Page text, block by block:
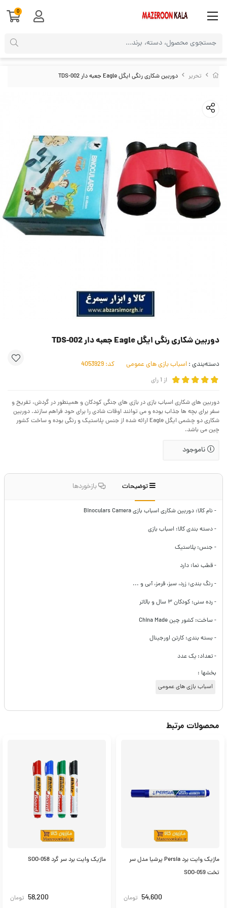
تحریر دوربین شکاری رنگی ایگل Eagle جعبه دار TDS-002
دوربین شکاری رنگی ایگل Eagle جعبه دار TDS-002
دسته‌بندی : اسباب بازی های عمومی کد:
از 1رای
دوربین های شکاری اسباب بازی در بازی های جنگی کودکان و همینطور در گردش، تفریح و
سفر برای بچه ها جذاب بوده و می توانند اوقات شادی را برای حود فراهم سازند. دوربین
شکاری دو چشمی ایگل Eagle ارائه شده از جنس پلاستیک و رنگی بوده و ساخت کشور
چین می باشد.
ناموجود
توضیحات بازخوردها
- نام کالا: دوربین شکاری اسباب بازی Binoculars Camera
- دسته بندی کالا: اسباب بازی
- جنس: پلاستیک
- قطب نما: دارد
- رنگ بندی: زرد، سبز، قرمز، آبی و ...
- رده سنی: کودکان ۳ سال و بالاتر
- ساخت: کشور چین China Made
- بسته بندی: کارتن اورجینال
- تعداد: یک عدد
بخشها :
اسباب بازی های عمومی
محصولات مرتبط
ماژیک وایت برد Persia پرشیا مدل سر
تخت SOO-059
54,600 تومان
ماژیک وایت برد سر گرد SOO-058
58,200 تومان
0